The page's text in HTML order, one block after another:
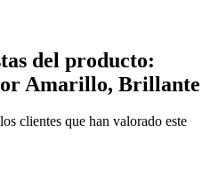
del producto:
Amarillo, Brillante
clientes que han valorado este